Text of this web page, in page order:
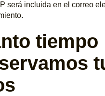
será incluida en el correo
tiempo